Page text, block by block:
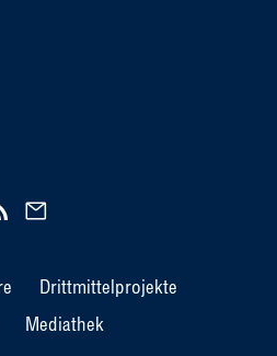
Drittmittelprojekte
Mediathek